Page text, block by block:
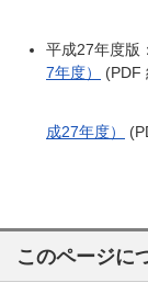
平成27年度版：
7年度）
(PDF
成27年度）
このページに